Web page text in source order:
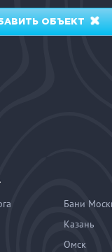
ОБЪЕКТ
Бани
Казань
Омск